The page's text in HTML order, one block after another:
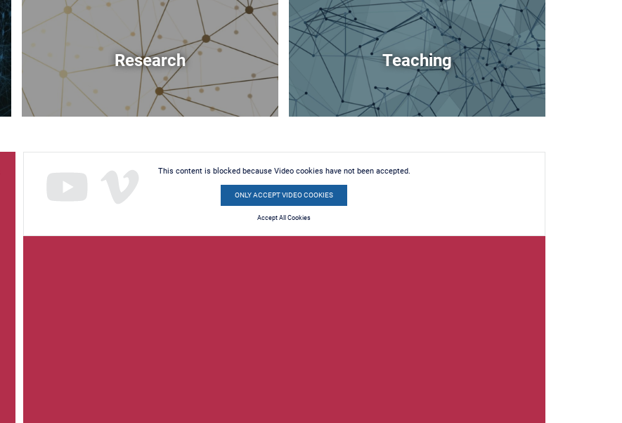
Research Teaching
This content is blocked because Video cookies have not been accepted.
ONLY ACCEPT VIDEO COOKIES
Accept All Cookies